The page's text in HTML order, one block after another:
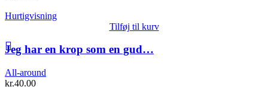
Hurtigvisning
Tilføj til kurv
Jeg har en krop som en gud…
All-around
kr.40.00